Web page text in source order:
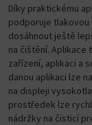
Díky praktickému
podporuje tlakovou
dosáhnout ještě
na čištění. Aplikace
zařízení, aplikaci a
danou aplikaci lze
na displeji
prostředek lze
nádržky na čisticí